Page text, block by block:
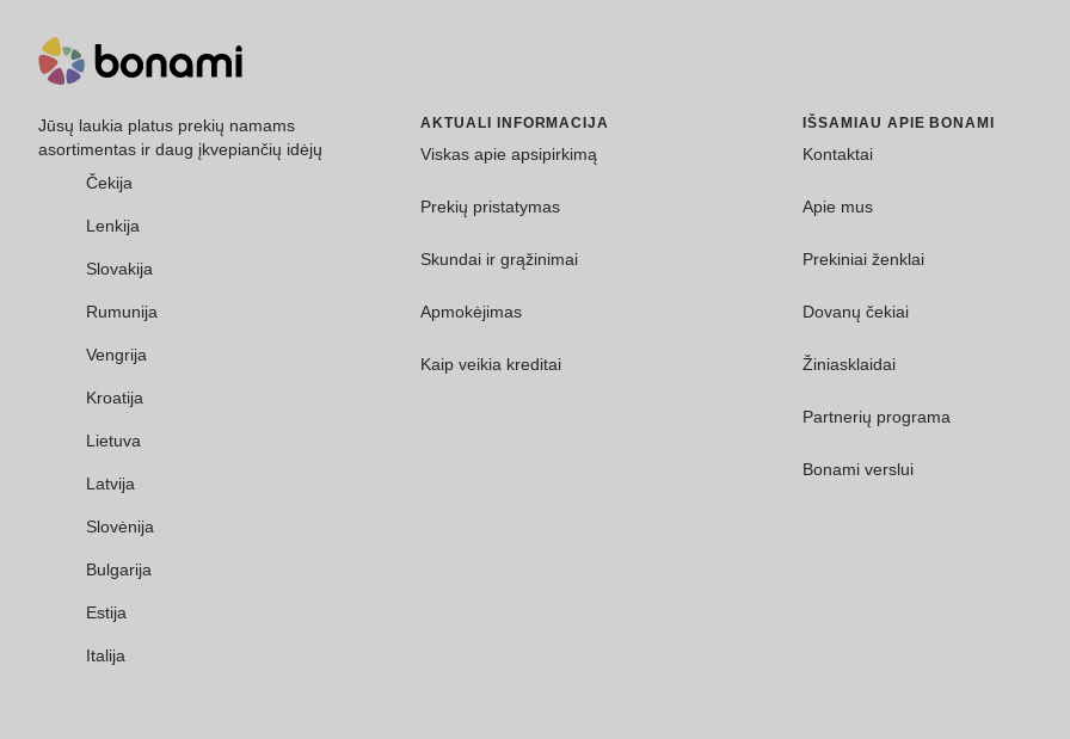
Jūsų laukia platus prekių namams
asortimentas ir daug įkvepiančių idėjų
Čekija
Lenkija
Slovakija
Rumunija
Vengrija
Kroatija
Lietuva
Latvija
Slovėnija
Bulgarija
Estija
Italija
AKTUALI INFORMACIJA
Viskas apie apsipirkimą
Prekių pristatymas
Skundai ir grąžinimai
Apmokėjimas
Kaip veikia kreditai
IŠSAMIAU APIE BONAMI
Kontaktai
Apie mus
Prekiniai ženklai
Dovanų čekiai
Žiniasklaidai
Partnerių programa
Bonami verslui